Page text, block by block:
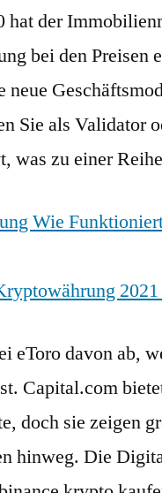
hat der
bei den Preisen
neue
Sie als Validator
was zu einer
Wie
eToro davon ab,
Capital.com
doch sie zeigen
hinweg. Die